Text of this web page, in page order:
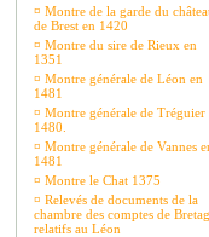
¤ Montre de la garde du
de Brest en 1420
¤ Montre du sire de Rieux en
1351
¤ Montre générale de Léon en
1481
¤ Montre générale de Tréguier
1480.
¤ Montre générale de Vannes
1481
¤ Montre le Chat 1375
¤ Relevés de documents de la
chambre des comptes de
relatifs au Léon